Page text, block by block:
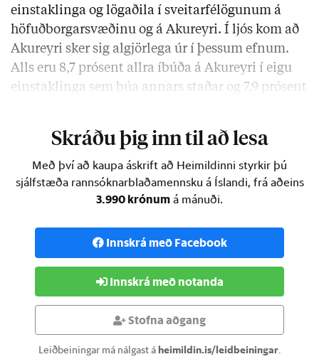
einstaklinga og lögaðila í sveitarfélögunum á
höfuðborgarsvæðinu og á Akureyri. Í ljós kom að
Akureyri sker sig algjörlega úr í þessum efnum.
Alls eru 8,7 prósent allra íbúða á Akureyri í eigu
einstaklinga sem búa annars staðar og 7,9 prósent
Skráðu þig inn til að lesa
Með því að kaupa áskrift að Heimildinni styrkir þú
sjálfstæða rannsóknarblaðamennsku á Íslandi, frá aðeins
3.990 krónum á mánuði.
Innskrá með Facebook
Innskrá með notanda
Stofna aðgang
Leiðbeiningar má nálgast áheimildin.is/leidbeiningar.